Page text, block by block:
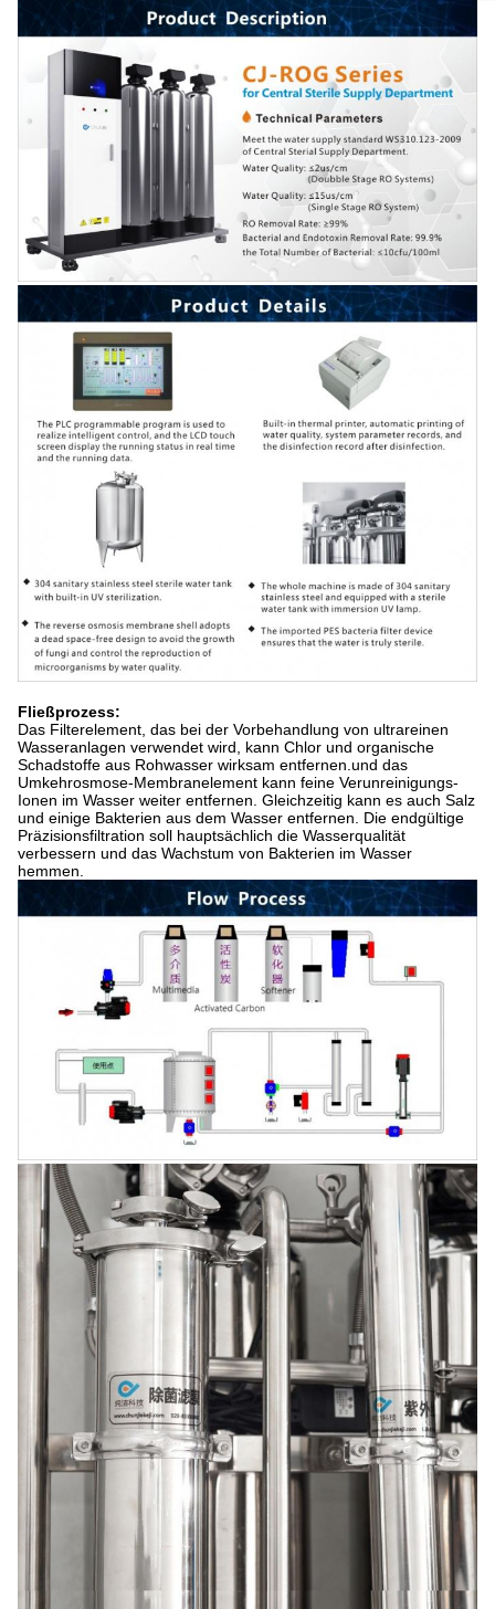
Fließprozess:
Das Filterelement, das bei der Vorbehandlung von ultrareinen
Wasseranlagen verwendet wird, kann Chlor und organische
Schadstoffe aus Rohwasser wirksam entfernen.und das
Umkehrosmose-Membranelement kann feine Verunreinigungs-
Ionen im Wasser weiter entfernen. Gleichzeitig kann es auch Salz
und einige Bakterien aus dem Wasser entfernen. Die endgültige
Präzisionsfiltration soll hauptsächlich die Wasserqualität
verbessern und das Wachstum von Bakterien im Wasser
hemmen.